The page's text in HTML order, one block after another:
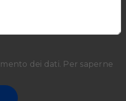
dei dati. Per saperne